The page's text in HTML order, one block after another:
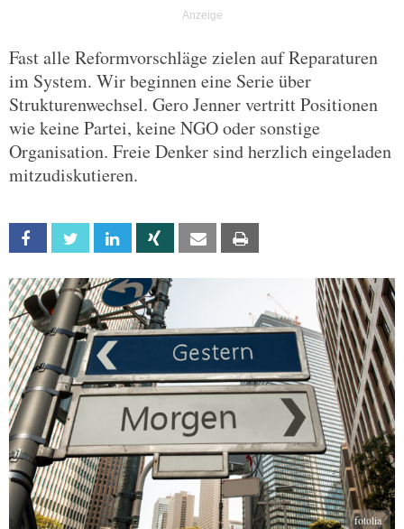
Fast alle Reformvorschläge zielen auf Reparaturen
im System. Wir beginnen eine Serie über
Strukturenwechsel. Gero Jenner vertritt Positionen
wie keine Partei, keine NGO oder sonstige
Organisation. Freie Denker sind herzlich eingeladen
mitzudiskutieren.
Facebook Twitter Linkedin Xing Email
fotolia